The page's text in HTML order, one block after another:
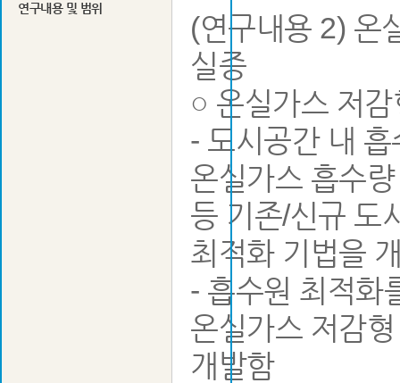
연구내용 및 범위
(연구내용 2) 온
실증
○ 온실가스 저
- 도시공간 내
온실가스 흡수
등 기존/신규 도
최적화 기법을
- 흡수원 최적화
온실가스 저감
개발함